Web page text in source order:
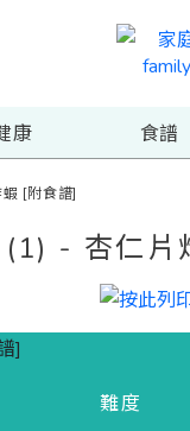
康 食譜
[附食譜]
- 杏仁片
難度